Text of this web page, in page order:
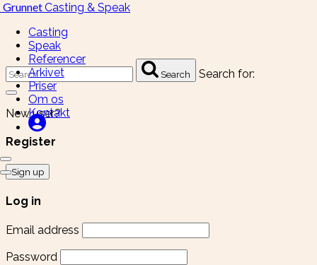
Search Search for:
New user?
Register
Sign up
Log in
Email address
Password
GrunnetCasting & Speak
Casting
Speak
Referencer
Arkivet
Priser
Om os
Kontakt